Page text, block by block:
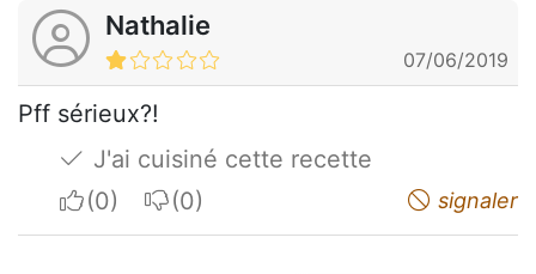
Nathalie
07/06/2019
Pff sérieux?!
J'ai cuisiné cette recette
I apreciateI do not appreciate signaler